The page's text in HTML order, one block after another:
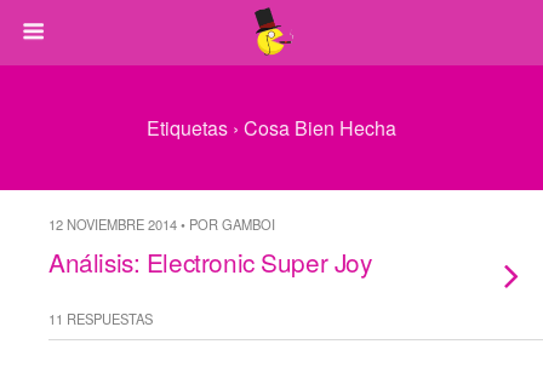
Etiquetas › Cosa Bien Hecha
12 NOVIEMBRE 2014 • POR GAMBOI
Análisis: Electronic Super Joy
11 RESPUESTAS